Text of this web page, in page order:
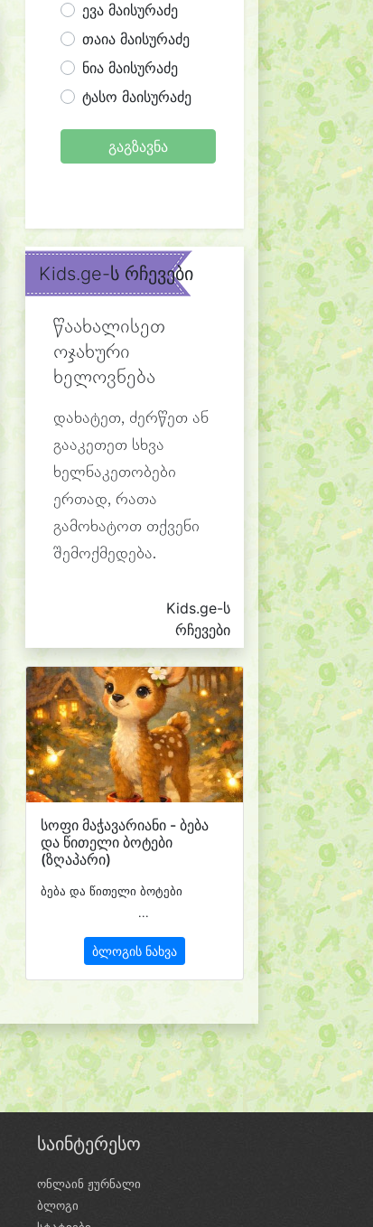
ევა მაისურაძე
თაია მაისურაძე
ნია მაისურაძე
ტასო მაისურაძე
გაგზავნა
Kids.ge-ს რჩევები
წაახალისეთ
ოჯახური
ხელოვნება
დახატეთ, ძერწეთ ან
გააკეთეთ სხვა
ხელნაკეთობები
ერთად, რათა
გამოხატოთ თქვენი
შემოქმედება.
Kids.ge-ს
რჩევები
სოფი მაჭავარიანი - ბება
და წითელი ბოტები
(ზღაპარი)
ბება და წითელი ბოტები
...
ბლოგის ნახვა
საინტერესო
ონლაინ ჟურნალი
ბლოგი